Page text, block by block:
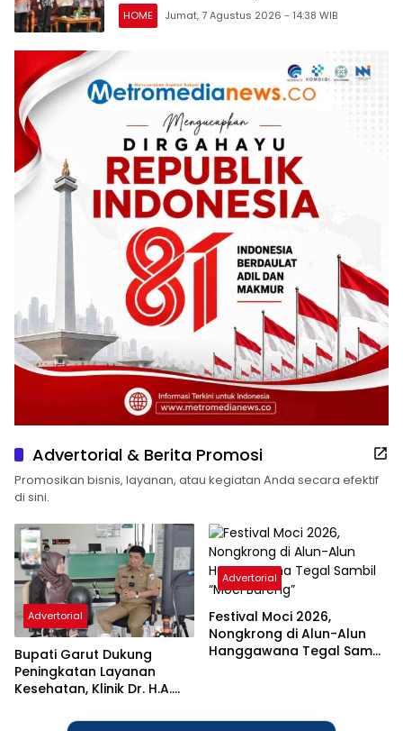
HOME Jumat, 7 Agustus 2026 - 14:38 WIB
Advertorial & Berita Promosi
Promosikan bisnis, layanan, atau kegiatan Anda secara efektif
di sini.
Advertorial
Bupati Garut Dukung
Peningkatan Layanan
Kesehatan, Klinik Dr. H.A.
Status Jadi Rumah Sakit
Advertorial
Festival Moci 2026,
Nongkrong di Alun-Alun
Hanggawana Tegal Sambil